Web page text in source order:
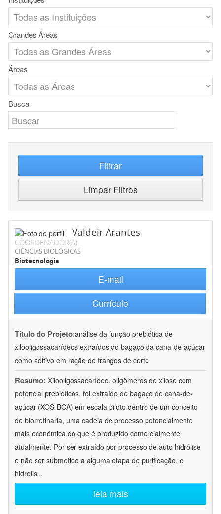
Grandes Áreas
Áreas
Busca
Filtrar
Limpar Filtros
Valdeir Arantes
COORDENADOR(A)
CIÊNCIAS BIOLÓGICAS
Biotecnologia
E-mail
Currículo
Título do Projeto:análise da função prebiótica de
xilooligossacarídeos extraídos do bagaço da cana-de-açúcar
como aditivo em ração de frangos de corte
Resumo: Xilooligossacarídeo, oligômeros de xilose com
potencial prebióticos, foi extraído de bagaço de cana-de-
açúcar (XOS-BCA) em escala piloto dentro de um conceito
de biorrefinaria, uma cadeia de processo potencialmente
mais econômica do que é produzido comercialmente
atualmente. Por ser extraído por processo de auto hidrólise
e não ser submetido a alguma etapa de purificação, o
hidrolis...
leia mais